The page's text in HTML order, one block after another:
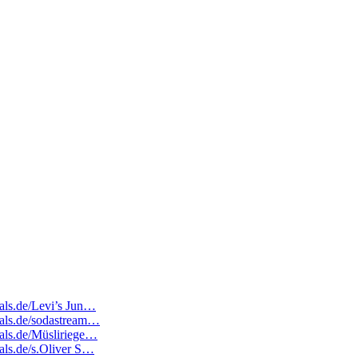
Levi’s Jun…
sodastream…
Müsliriege…
s.Oliver S…